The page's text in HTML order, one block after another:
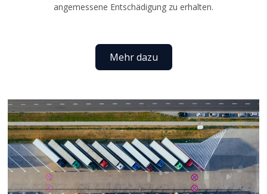
angemessene Entschädigung zu erhalten.
Mehr dazu